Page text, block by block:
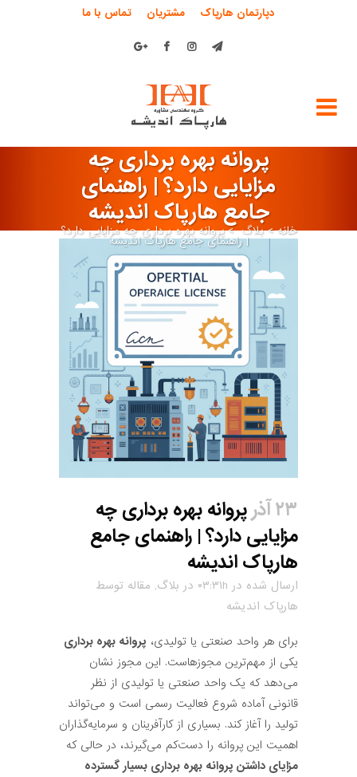
دپارتمان هارپاک مشتریان تماس با ما
پروانه بهره برداری چه
مزایایی دارد؟ | راهنمای
جامع هارپاک اندیشه
خانه>بلاگ >پروانه بهره برداری چه مزایایی دارد؟
| راهنمای جامع هارپاک اندیشه
۲۳ آذر
پروانه بهره برداری چه
مزایایی دارد؟ | راهنمای جامع
هارپاک اندیشه
ارسال شده در ۰۳:۳۱h در بلاگ, مقاله توسط
هارپاک اندیشه
برای هر واحد صنعتی یا تولیدی، پروانه بهره برداری
یکی از مهم‌ترین مجوزهاست. این مجوز نشان
می‌دهد که یک واحد صنعتی یا تولیدی از نظر
قانونی آماده شروع فعالیت رسمی است و می‌تواند
تولید را آغاز کند. بسیاری از کارآفرینان و سرمایه‌گذاران
اهمیت این پروانه را دست‌کم می‌گیرند، در حالی که
مزایای داشتن پروانه بهره برداری بسیار گسترده